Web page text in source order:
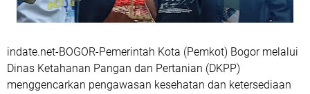
indate.net-BOGOR-Pemerintah Kota (Pemkot) Bogor melalui
Dinas Ketahanan Pangan dan Pertanian (DKPP)
menggencarkan pengawasan kesehatan dan ketersediaan